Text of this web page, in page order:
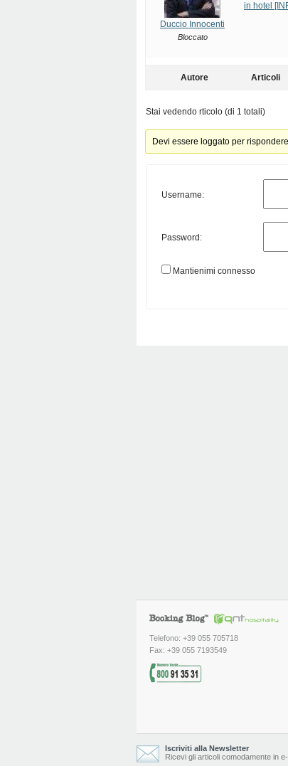
Duccio Innocenti
Bloccato
in hotel
Autore Articoli
Stai vedendo rticolo (di 1 totali)
Devi essere loggato per
Username:
Password:
Mantienimi connesso
Telefono: +39 055 705718
Fax: +39 055 7193549
Iscriviti alla Newsletter
Ricevi gli articoli comodamente in e-